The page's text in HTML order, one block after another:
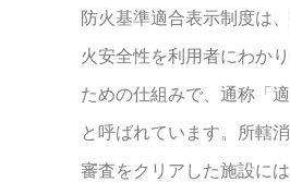
防火基準適合表示制度は
火安全性を利用者にわか
ための仕組みで、通称「適
と呼ばれています。所轄
審査をクリアした施設に